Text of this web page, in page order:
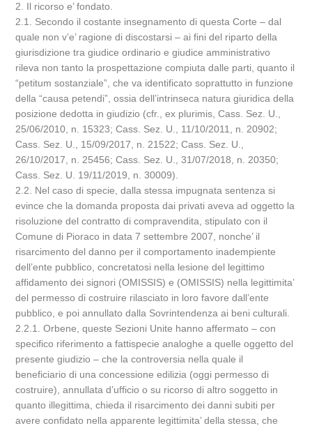
2. Il ricorso e’ fondato.
2.1. Secondo il costante insegnamento di questa Corte – dal
quale non v’e’ ragione di discostarsi – ai fini del riparto della
giurisdizione tra giudice ordinario e giudice amministrativo
rileva non tanto la prospettazione compiuta dalle parti, quanto il
“petitum sostanziale”, che va identificato soprattutto in funzione
della “causa petendi”, ossia dell’intrinseca natura giuridica della
posizione dedotta in giudizio (cfr., ex plurimis, Cass. Sez. U.,
25/06/2010, n. 15323; Cass. Sez. U., 11/10/2011, n. 20902;
Cass. Sez. U., 15/09/2017, n. 21522; Cass. Sez. U.,
26/10/2017, n. 25456; Cass. Sez. U., 31/07/2018, n. 20350;
Cass. Sez. U. 19/11/2019, n. 30009).
2.2. Nel caso di specie, dalla stessa impugnata sentenza si
evince che la domanda proposta dai privati aveva ad oggetto la
risoluzione del contratto di compravendita, stipulato con il
Comune di Pioraco in data 7 settembre 2007, nonche’ il
risarcimento del danno per il comportamento inadempiente
dell’ente pubblico, concretatosi nella lesione del legittimo
affidamento dei signori (OMISSIS) e (OMISSIS) nella legittimita’
del permesso di costruire rilasciato in loro favore dall’ente
pubblico, e poi annullato dalla Sovrintendenza ai beni culturali.
2.2.1. Orbene, queste Sezioni Unite hanno affermato – con
specifico riferimento a fattispecie analoghe a quelle oggetto del
presente giudizio – che la controversia nella quale il
beneficiario di una concessione edilizia (oggi permesso di
costruire), annullata d’ufficio o su ricorso di altro soggetto in
quanto illegittima, chieda il risarcimento dei danni subiti per
avere confidato nella apparente legittimita’ della stessa, che